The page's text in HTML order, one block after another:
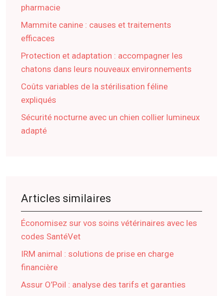
pharmacie
Mammite canine : causes et traitements
efficaces
Protection et adaptation : accompagner les
chatons dans leurs nouveaux environnements
Coûts variables de la stérilisation féline
expliqués
Sécurité nocturne avec un chien collier lumineux
adapté
Articles similaires
Économisez sur vos soins vétérinaires avec les
codes SantéVet
IRM animal : solutions de prise en charge
financière
Assur O’Poil : analyse des tarifs et garanties